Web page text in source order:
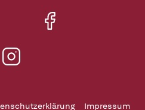
Impressum